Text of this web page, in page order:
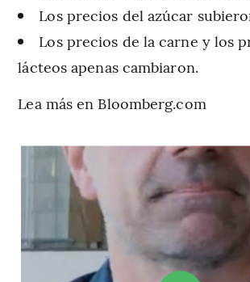
Los precios del azúcar
Los precios de la carne y los
lácteos apenas cambiaron.
Lea más en Bloomberg.com